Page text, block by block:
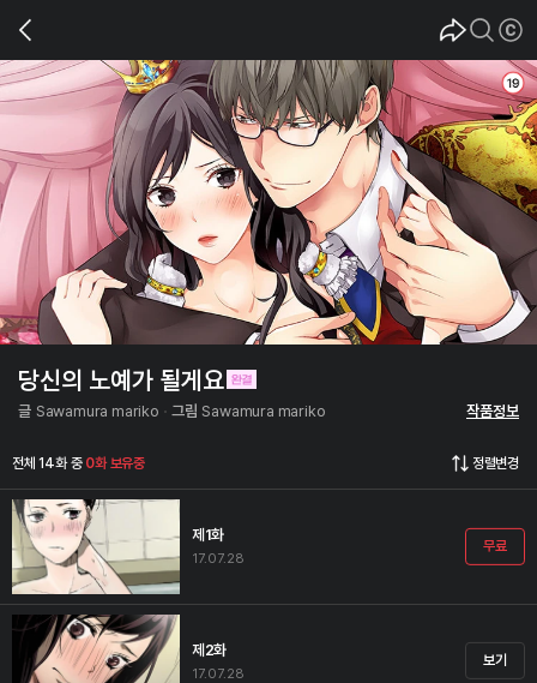
당신의 노예가 될게요
글 Sawamura mariko 그림 Sawamura mariko 작품정보
전체 14화 중 0화 보유중 정렬변경
제1화
17.07.28
무료
제2화
17.07.28
보기